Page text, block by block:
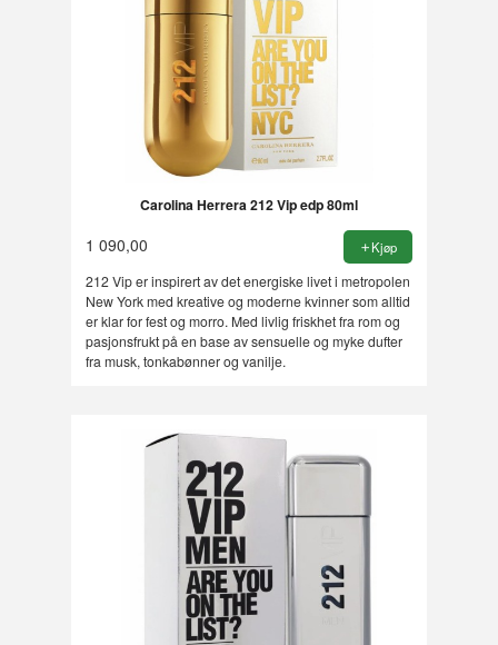
Carolina Herrera 212 Vip edp 80ml
1 090,00 Kjøp
212 Vip er inspirert av det energiske livet i metropolen
New York med kreative og moderne kvinner som alltid
er klar for fest og morro. Med livlig friskhet fra rom og
pasjonsfrukt på en base av sensuelle og myke dufter
fra musk, tonkabønner og vanilje.